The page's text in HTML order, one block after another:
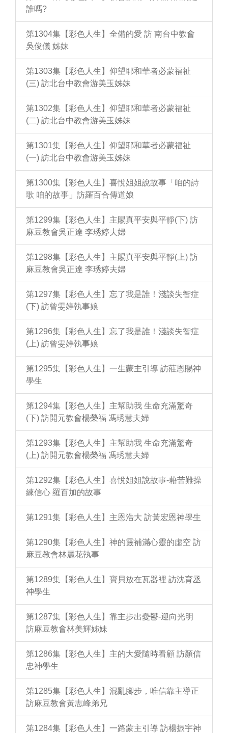
誰嗎?
第1304集【彩色人生】全備的愛 訪 南台中教會
吳俊儀 姊妹
第1303集【彩色人生】仰望耶和華者必蒙福祉
(三) 訪北台中教會游美玉姊妹
第1302集【彩色人生】仰望耶和華者必蒙福祉
(二) 訪北台中教會游美玉姊妹
第1301集【彩色人生】仰望耶和華者必蒙福祉
(一) 訪北台中教會游美玉姊妹
第1300集【彩色人生】喜悅姐姐說故事「咱的詩
歌 咱的故事」訪羅百合傳道娘
第1299集【彩色人生】主賜真平安與平靜(下) 訪
麻豆教會吳正達 李琇婷夫婦
第1298集【彩色人生】主賜真平安與平靜(上) 訪
麻豆教會吳正達 李琇婷夫婦
第1297集【彩色人生】忘了我是誰！淺談失智症
(下) 訪曾雯婷執事娘
第1296集【彩色人生】忘了我是誰！淺談失智症
(上) 訪曾雯婷執事娘
第1295集【彩色人生】一生蒙主引導 訪莊恩賜神
學生
第1294集【彩色人生】主幫助我 生命充滿驚奇
(下) 訪開元教會楊榮福 馮琇慧夫婦
第1293集【彩色人生】主幫助我 生命充滿驚奇
(上) 訪開元教會楊榮福 馮琇慧夫婦
第1292集【彩色人生】喜悅姐姐說故事-藉苦難操
練信心 羅百加的故事
第1291集【彩色人生】主恩浩大 訪黃宏恩神學生
第1290集【彩色人生】神的靈補滿心靈的虛空 訪
麻豆教會林麗花執事
第1289集【彩色人生】寶貝放在瓦器裡 訪沈育丞
神學生
第1287集【彩色人生】靠主步出憂鬱-迎向光明
訪麻豆教會林美輝姊妹
第1286集【彩色人生】主的大愛隨時看顧 訪顏信
忠神學生
第1285集【彩色人生】混亂腳步，唯信靠主導正
訪麻豆教會黃志峰弟兄
第1284集【彩色人生】一路蒙主引導 訪楊振宇神